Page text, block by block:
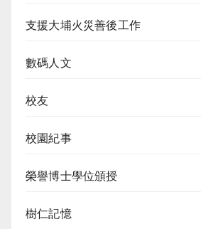
支援大埔火災善後工作
數碼人文
校友
校園紀事
榮譽博士學位頒授
樹仁記憶